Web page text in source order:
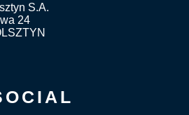
S.A.
24